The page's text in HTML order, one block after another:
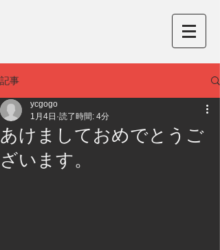
記事
あけましておめでとうご
ざいます。
ycgogo
1月4日 読了時間: 4分